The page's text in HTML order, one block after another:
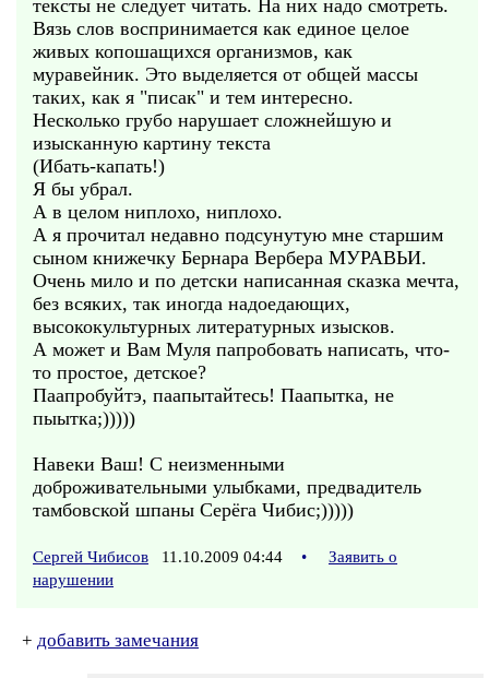
тексты не следует читать. На них надо смотреть.
Вязь слов воспринимается как единое целое
живых копошащихся организмов, как
муравейник. Это выделяется от общей массы
таких, как я "писак" и тем интересно.
Несколько грубо нарушает сложнейшую и
изысканную картину текста
(Ибать-капать!)
Я бы убрал.
А в целом ниплохо, ниплохо.
А я прочитал недавно подсунутую мне старшим
сыном книжечку Бернара Вербера МУРАВЬИ.
Очень мило и по детски написанная сказка мечта,
без всяких, так иногда надоедающих,
высококультурных литературных изысков.
А может и Вам Муля папробовать написать, что-
то простое, детское?
Паапробуйтэ, паапытайтесь! Паапытка, не
пыытка;)))))
Навеки Ваш! С неизменными
доброживательными улыбками, предвадитель
тамбовской шпаны Серёга Чибис;)))))
Сергей Чибисов 11.10.2009 04:44 •
Заявить о
нарушении
+ добавить замечания